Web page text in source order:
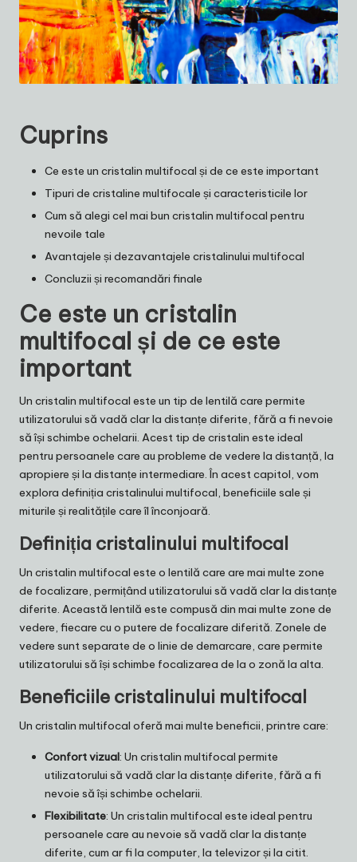
Cuprins
Ce este un cristalin multifocal și de ce este important
Tipuri de cristaline multifocale și caracteristicile lor
Cum să alegi cel mai bun cristalin multifocal pentru
nevoile tale
Avantajele și dezavantajele cristalinului multifocal
Concluzii și recomandări finale
Ce este un cristalin
multifocal și de ce este
important
Un cristalin multifocal este un tip de lentilă care permite
utilizatorului să vadă clar la distanțe diferite, fără a fi nevoie
să își schimbe ochelarii. Acest tip de cristalin este ideal
pentru persoanele care au probleme de vedere la distanță, la
apropiere și la distanțe intermediare. În acest capitol, vom
explora definiția cristalinului multifocal, beneficiile sale și
miturile și realitățile care îl înconjoară.
Definiția cristalinului multifocal
Un cristalin multifocal este o lentilă care are mai multe zone
de focalizare, permițând utilizatorului să vadă clar la distanțe
diferite. Această lentilă este compusă din mai multe zone de
vedere, fiecare cu o putere de focalizare diferită. Zonele de
vedere sunt separate de o linie de demarcare, care permite
utilizatorului să își schimbe focalizarea de la o zonă la alta.
Beneficiile cristalinului multifocal
Un cristalin multifocal oferă mai multe beneficii, printre care:
Confort vizual: Un cristalin multifocal permite
utilizatorului să vadă clar la distanțe diferite, fără a fi
nevoie să își schimbe ochelarii.
Flexibilitate: Un cristalin multifocal este ideal pentru
persoanele care au nevoie să vadă clar la distanțe
diferite, cum ar fi la computer, la televizor și la citit.